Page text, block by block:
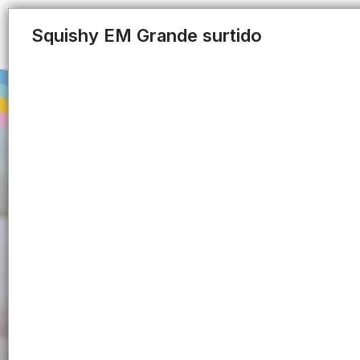
Squishy EM Grande surtido